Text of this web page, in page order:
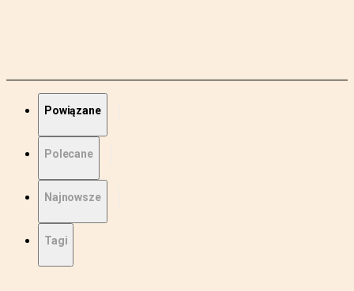
Powiązane
Polecane
Najnowsze
Tagi